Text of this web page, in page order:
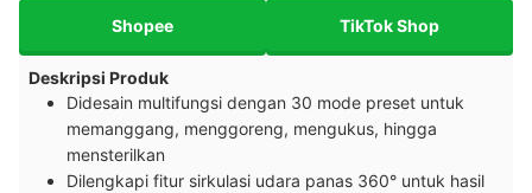
Shopee TikTok Shop
Deskripsi Produk
Didesain multifungsi dengan 30 mode preset untuk
memanggang, menggoreng, mengukus, hingga
mensterilkan
Dilengkapi fitur sirkulasi udara panas 360° untuk hasil